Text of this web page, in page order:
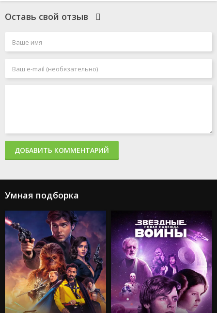
Оставь свой отзыв
ДОБАВИТЬ КОММЕНТАРИЙ
Умная подборка